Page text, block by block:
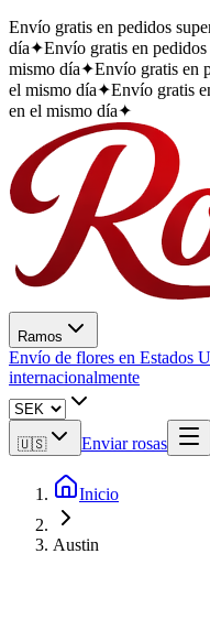
Envío gratis en pedidos
día✦Envío gratis en pedidos
mismo día✦Envío gratis en
el mismo día✦Envío gratis
en el mismo día✦
Ramos
Envío de flores en Estados
internacionalmente
🇺🇸 Enviar rosas
Inicio
Austin